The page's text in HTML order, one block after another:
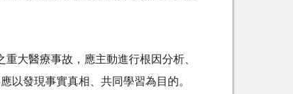
大醫療事故，應主動進行根因分析、
以發現事實真相、共同學習為目的。